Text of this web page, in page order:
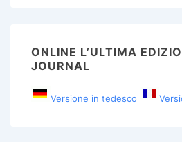
ONLINE L’ULTIMA
JOURNAL
Versione in tedesco